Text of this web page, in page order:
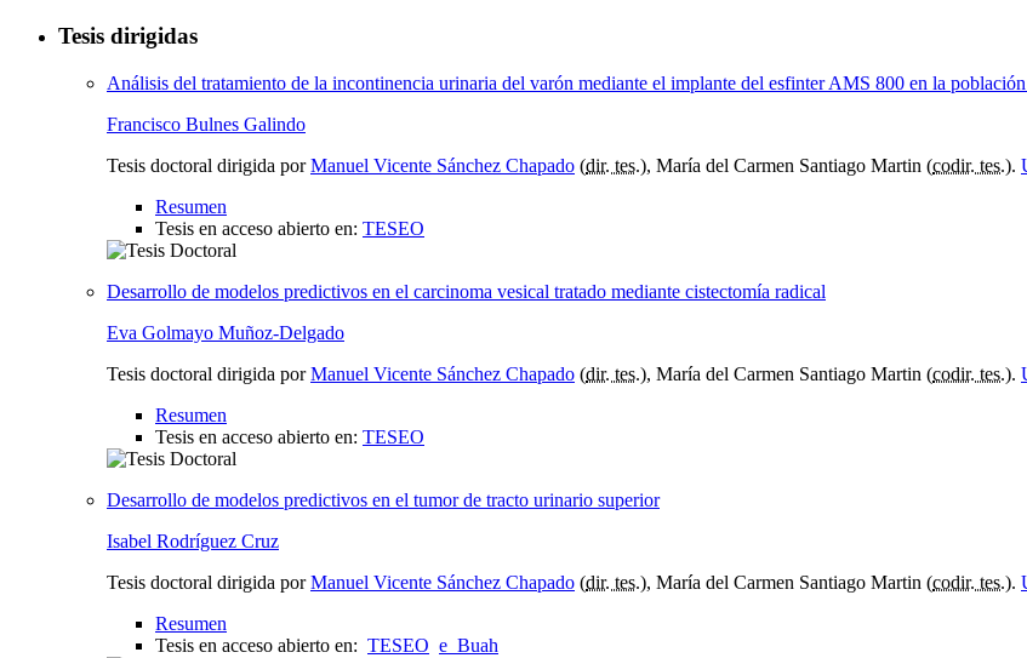
Tesis dirigidas
Análisis del tratamiento de la incontinencia urinaria del varón mediante el implante del esfinter AMS 800 en la población
Francisco Bulnes Galindo
Tesis doctoral dirigida porManuel Vicente Sánchez Chapado (dir. tes.), María del Carmen Santiago Martin (codir. tes.).
Resumen
Tesis en acceso abierto en: TESEO
Desarrollo de modelos predictivos en el carcinoma vesical tratado mediante cistectomía radical
Eva Golmayo Muñoz-Delgado
Tesis doctoral dirigida porManuel Vicente Sánchez Chapado (dir. tes.), María del Carmen Santiago Martin (codir. tes.).
Resumen
Tesis en acceso abierto en: TESEO
Desarrollo de modelos predictivos en el tumor de tracto urinario superior
Isabel Rodríguez Cruz
Tesis doctoral dirigida porManuel Vicente Sánchez Chapado (dir. tes.), María del Carmen Santiago Martin (codir. tes.).
Resumen
Tesis en acceso abierto en: TESEO e_Buah